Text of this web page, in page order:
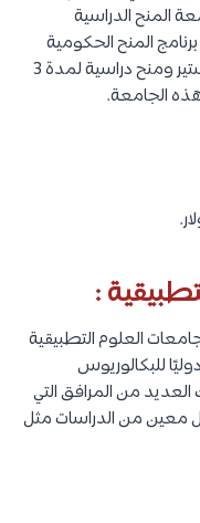
المنح الدراسية
يقدم برنامج المنح الحكومية
الروسية منحة دراسية لمدة عامين للماجستير ومنح دراسية لمدة 3
العلوم التطبيقية
الجامعة 29 برنامجًا دوليًا للبكالوريوس
العديد من المرافق التي
معين من الدراسات مثل